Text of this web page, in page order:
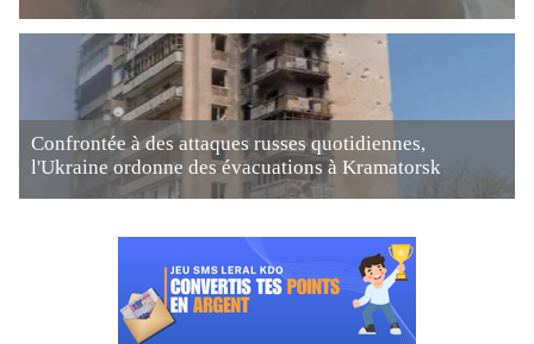
Confrontée à des attaques russes quotidiennes,
l'Ukraine ordonne des évacuations à Kramatorsk